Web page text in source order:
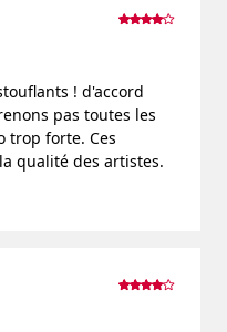
! d'accord
pas toutes les
trop forte. Ces
qualité des artistes.